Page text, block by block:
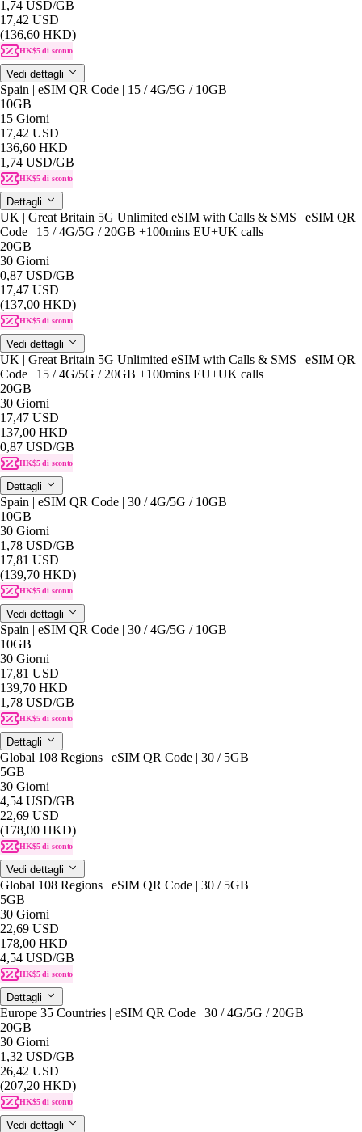
1,74 USD/GB
17,42 USD
(136,60 HKD)
HK$5 di sconto
Vedi dettagli
Spain | eSIM QR Code | 15 / 4G/5G / 10GB
10GB
15 Giorni
17,42 USD
136,60 HKD
1,74 USD/GB
HK$5 di sconto
Dettagli
UK | Great Britain 5G Unlimited eSIM with Calls & SMS | eSIM QR
Code | 15 / 4G/5G / 20GB +100mins EU+UK calls
20GB
30 Giorni
0,87 USD/GB
17,47 USD
(137,00 HKD)
HK$5 di sconto
Vedi dettagli
UK | Great Britain 5G Unlimited eSIM with Calls & SMS | eSIM QR
Code | 15 / 4G/5G / 20GB +100mins EU+UK calls
20GB
30 Giorni
17,47 USD
137,00 HKD
0,87 USD/GB
HK$5 di sconto
Dettagli
Spain | eSIM QR Code | 30 / 4G/5G / 10GB
10GB
30 Giorni
1,78 USD/GB
17,81 USD
(139,70 HKD)
HK$5 di sconto
Vedi dettagli
Spain | eSIM QR Code | 30 / 4G/5G / 10GB
10GB
30 Giorni
17,81 USD
139,70 HKD
1,78 USD/GB
HK$5 di sconto
Dettagli
Global 108 Regions | eSIM QR Code | 30 / 5GB
5GB
30 Giorni
4,54 USD/GB
22,69 USD
(178,00 HKD)
HK$5 di sconto
Vedi dettagli
Global 108 Regions | eSIM QR Code | 30 / 5GB
5GB
30 Giorni
22,69 USD
178,00 HKD
4,54 USD/GB
HK$5 di sconto
Dettagli
Europe 35 Countries | eSIM QR Code | 30 / 4G/5G / 20GB
20GB
30 Giorni
1,32 USD/GB
26,42 USD
(207,20 HKD)
HK$5 di sconto
Vedi dettagli